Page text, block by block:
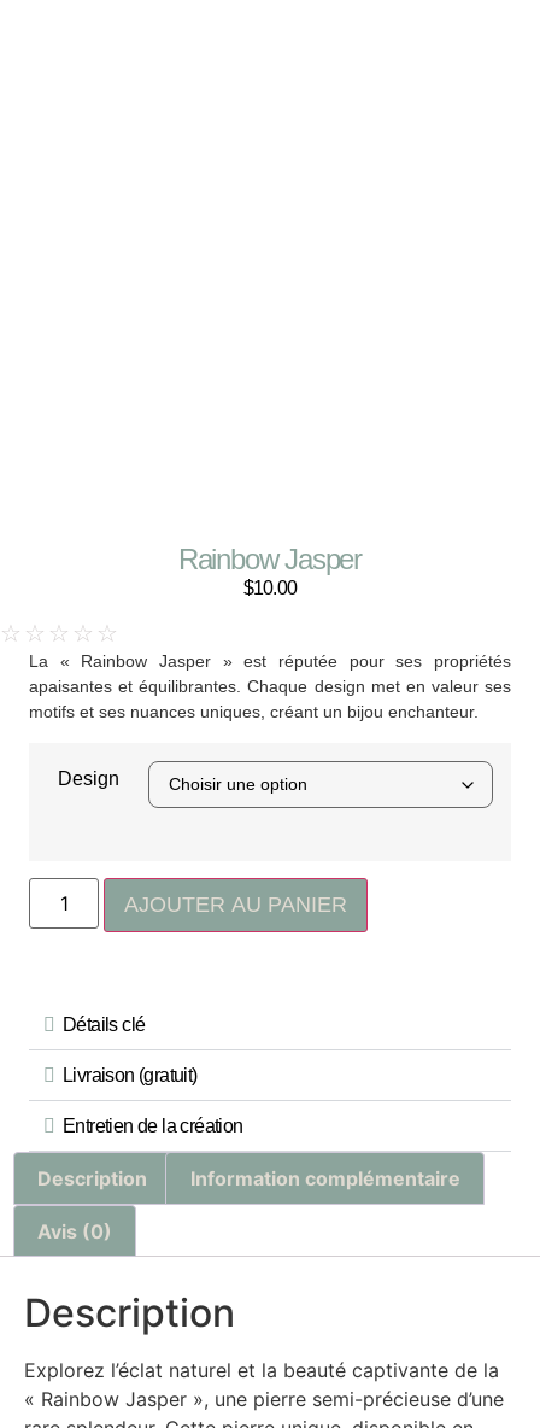
Rainbow Jasper
$10.00
☆ ☆ ☆ ☆ ☆
La « Rainbow Jasper » est réputée pour ses propriétés
apaisantes et équilibrantes. Chaque design met en valeur ses
motifs et ses nuances uniques, créant un bijou enchanteur.
Design
AJOUTER AU PANIER
Détails clé
Livraison (gratuit)
Entretien de la création
Description Information complémentaire
Avis (0)
Description
Explorez l’éclat naturel et la beauté captivante de la
« Rainbow Jasper », une pierre semi-précieuse d’une